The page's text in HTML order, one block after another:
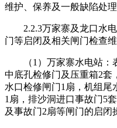
维护、保养及一般缺陷处理
2.2.3万家寨及龙口水
门等启闭及相关闸门检查
（1）万家寨水电站：
中底孔检修门及压重箱2套
水口检修闸门1扇，机组尾
1扇，排沙洞进口事故门5
及事故门2扇等闸门的启闭